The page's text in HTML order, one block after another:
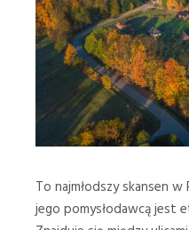
To najmłodszy skansen
jego pomysłodawcą jest